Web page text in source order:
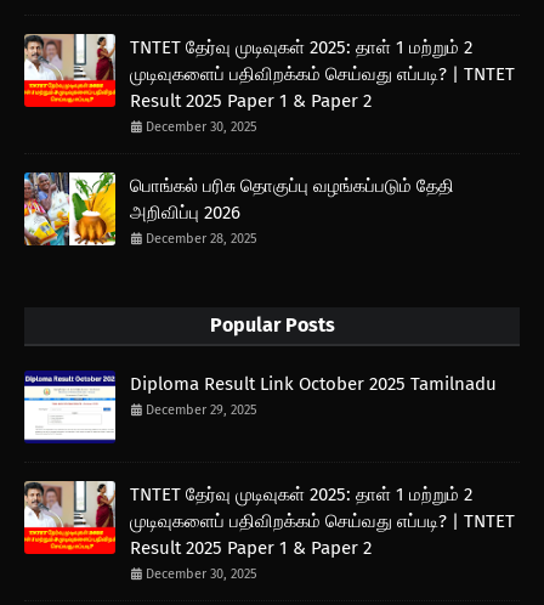
TNTET தேர்வு முடிவுகள் 2025: தாள் 1 மற்றும் 2
முடிவுகளைப் பதிவிறக்கம் செய்வது எப்படி? | TNTET
Result 2025 Paper 1 & Paper 2
December 30, 2025
பொங்கல் பரிசு தொகுப்பு வழங்கப்படும் தேதி
அறிவிப்பு 2026
December 28, 2025
Popular Posts
Diploma Result Link October 2025 Tamilnadu
December 29, 2025
TNTET தேர்வு முடிவுகள் 2025: தாள் 1 மற்றும் 2
முடிவுகளைப் பதிவிறக்கம் செய்வது எப்படி? | TNTET
Result 2025 Paper 1 & Paper 2
December 30, 2025